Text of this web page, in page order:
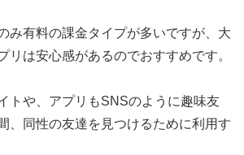
み有料の課金タイプが多いですが、大
リは安心感があるのでおすすめです。
トや、アプリもSNSのように趣味友
、同性の友達を見つけるために利用す